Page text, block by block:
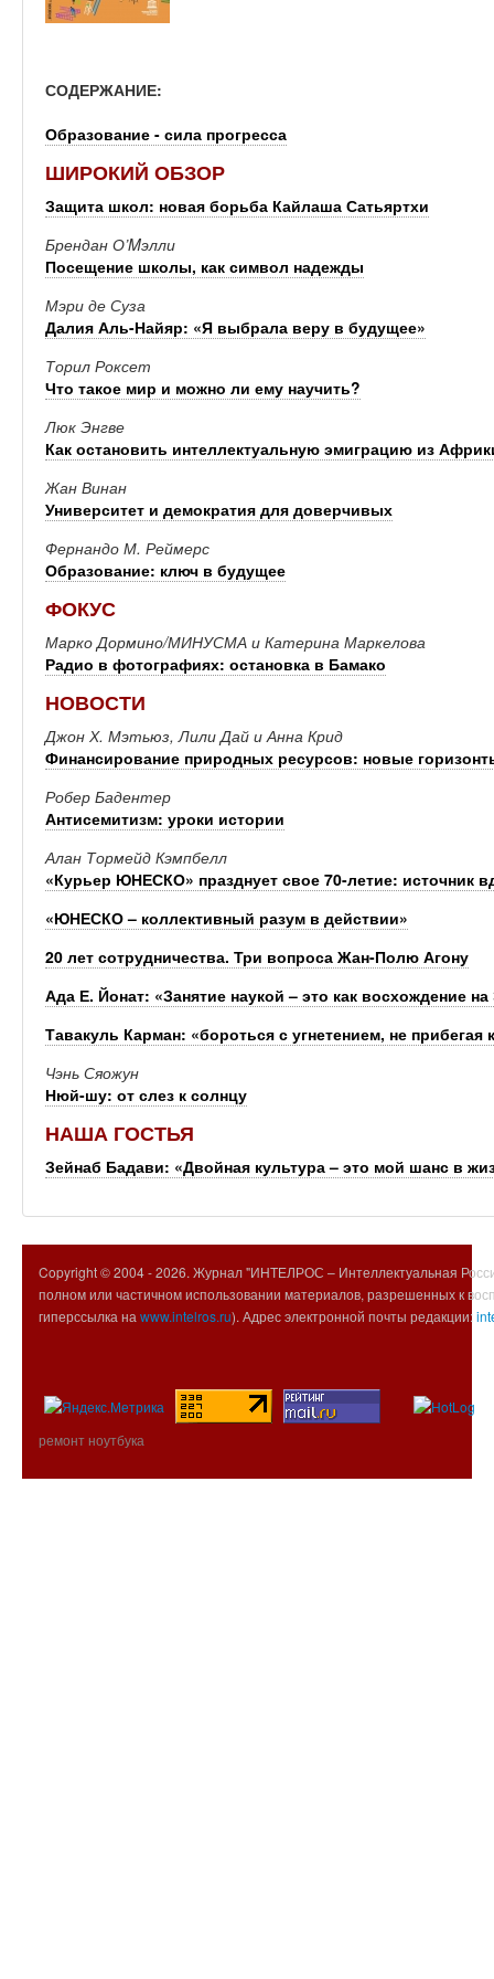
СОДЕРЖАНИЕ:
Образование - сила прогресса
ШИРОКИЙ ОБЗОР
Защита школ: новая борьба Кайлаша Сатьяртхи
Брендан О’Mэлли
Посещение школы, как символ надежды
Мэри де Суза
Далия Аль-Найяр: «Я выбрала веру в будущее»
Торил Роксет
Что такое мир и можно ли ему научить?
Люк Энгве
Как остановить интеллектуальную эмиграцию из
Жан Винан
Университет и демократия для доверчивых
Фернандо М. Реймерс
Образование: ключ в будущее
ФОКУС
Марко Дормино/МИНУСМА и Катерина Маркелова
Радио в фотографиях: остановка в Бамако
НОВОСТИ
Джон Х. Мэтьюз, Лили Дай и Анна Крид
Финансирование природных ресурсов: новые
Робер Бадентер
Антисемитизм: уроки истории
Алан Тормейд Кэмпбелл
«Курьер ЮНЕСКО» празднует свое 70-летие: источник
«ЮНЕСКО – коллективный разум в действии»
20 лет сотрудничества. Три вопроса Жан-Полю Агону
Ада Е. Йонат: «Занятие наукой – это как восхождение
Тавакуль Карман: «бороться с угнетением, не
Чэнь Сяожун
Нюй-шу: от слез к солнцу
НАША ГОСТЬЯ
Зейнаб Бадави: «Двойная культура – это мой шанс в
Copyright © 2004 -2026. Журнал "ИНТЕЛРОС – Интеллектуальная
полном или частичном использовании материалов, разрешенных к
гиперссылка на www.intelros.ru). Адрес электронной почты редакции:
ремонт ноутбука